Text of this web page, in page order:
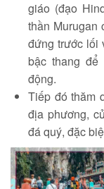
giáo (đạo
thần Murugan
đứng trước lối
bậc thang
động.
Tiếp đó thăm
địa phương,
đá quý, đặc